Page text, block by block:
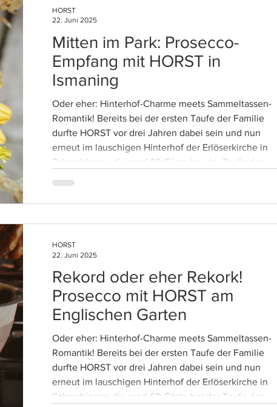
Mitten im Park: Prosecco-
Empfang mit HORST in
Ismaning
Oder eher: Hinterhof-Charme meets Sammeltassen-
Romantik! Bereits bei der ersten Taufe der Familie
durfte HORST vor drei Jahren dabei sein und nun
erneut im lauschigen Hinterhof der Erlöserkirche in
Schwabingen die rund 60 Gäste bei der Taufe der
HORST
22. Juni 2025
Rekord oder eher Rekork!
Prosecco mit HORST am
Englischen Garten
Oder eher: Hinterhof-Charme meets Sammeltassen-
Romantik! Bereits bei der ersten Taufe der Familie
durfte HORST vor drei Jahren dabei sein und nun
erneut im lauschigen Hinterhof der Erlöserkirche in
Schwabingen die rund 60 Gäste bei der Taufe der
HORST
22. Juni 2025